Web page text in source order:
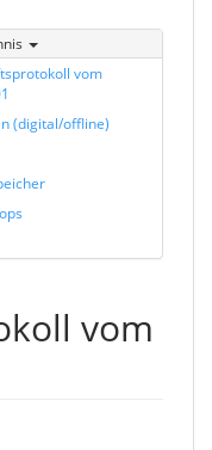
vom
(digital/offline)
vom